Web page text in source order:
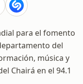
para el fomento
del
música y
Chairá en el 94.1